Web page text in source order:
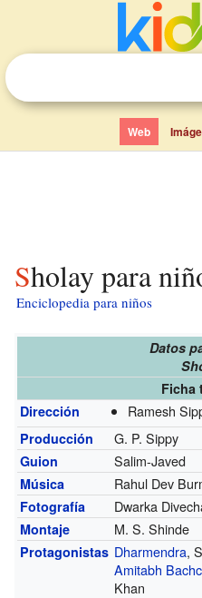
Web
Sholay para
Enciclopedia para niños
Datos
Ficha
Dirección
Ramesh
Producción G. P. Sippy
Guion Salim-Javed
Música Rahul Dev
Fotografía Dwarka
Montaje M. S. Shinde
Protagonistas Dharmendra,
Amitabh
Khan